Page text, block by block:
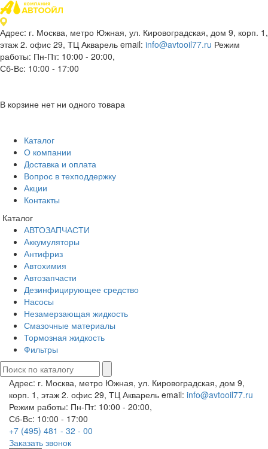
Адрес: г. Москва, метро Южная, ул. Кировоградская, дом 9, корп. 1,
этаж 2. офис 29, ТЦ Акварель email: info@avtooil77.ru Режим
работы: Пн-Пт: 10:00 - 20:00,
Сб-Вс: 10:00 - 17:00
В корзине нет ни одного товара
Каталог
О компании
Доставка и оплата
Вопрос в техподдержку
Акции
Контакты
Каталог
АВТОЗАПЧАСТИ
Аккумуляторы
Антифриз
Автохимия
Автозапчасти
Дезинфицирующее средство
Насосы
Незамерзающая жидкость
Смазочные материалы
Тормозная жидкость
Фильтры
Адрес: г. Москва, метро Южная, ул. Кировоградская, дом 9,
корп. 1, этаж 2. офис 29, ТЦ Акварель email: info@avtooil77.ru
Режим работы: Пн-Пт: 10:00 - 20:00,
Сб-Вс: 10:00 - 17:00
+7 (495) 481 - 32 - 00
Заказать звонок